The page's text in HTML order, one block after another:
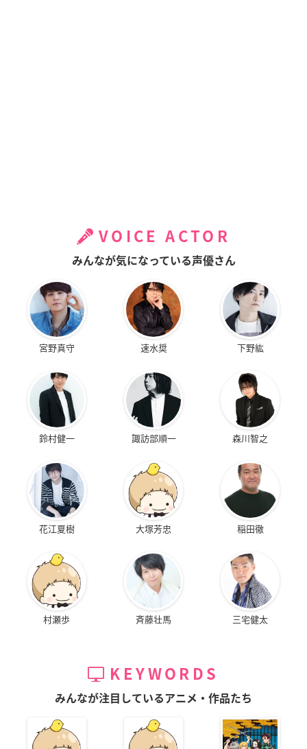
VOICE ACTOR
みんなが気になっている声優さん
宮野真守 速水奨 下野紘
鈴村健一 諏訪部順一 森川智之
花江夏樹 大塚芳忠 稲田徹
村瀬歩 斉藤壮馬 三宅健太
KEYWORDS
みんなが注目しているアニメ・作品たち